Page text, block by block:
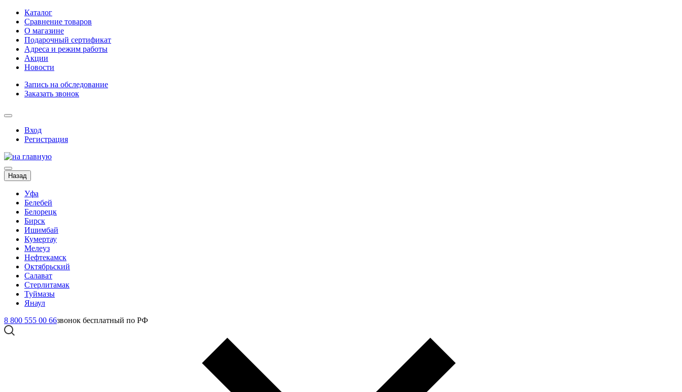
Каталог
Сравнение товаров
О магазине
Подарочный сертификат
Адреса и режим работы
Акции
Новости
Запись на обследование
Заказать звонок
Вход
Регистрация
Назад
Уфа
Белебей
Белорецк
Бирск
Ишимбай
Кумертау
Мелеуз
Нефтекамск
Октябрьский
Салават
Стерлитамак
Туймазы
Янаул
8 800 555 00 66звонок бесплатный по РФ